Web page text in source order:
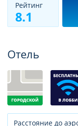
Рeйтинг
8.1
Отель
Расстояние до